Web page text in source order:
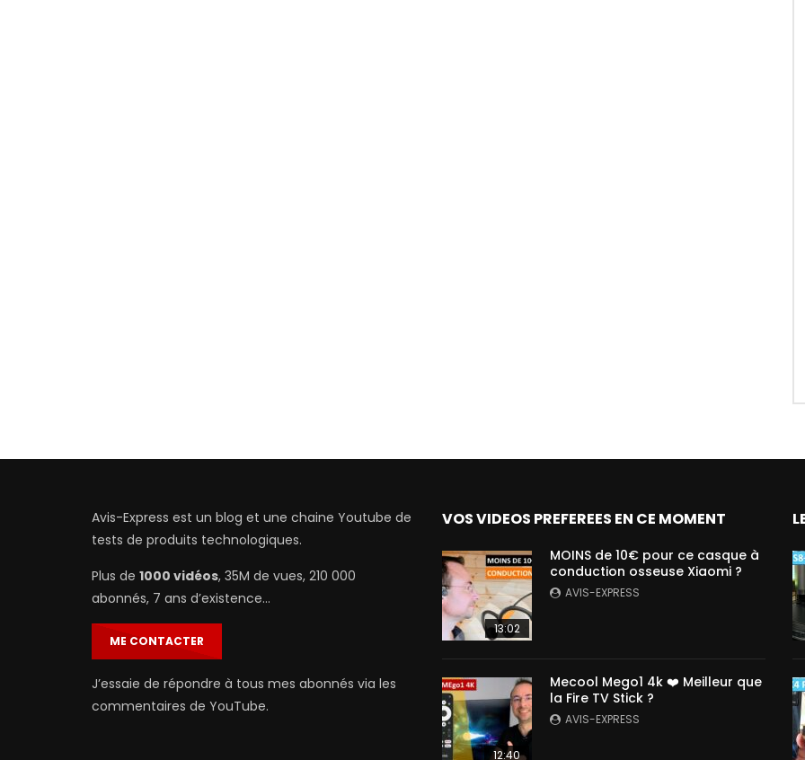
Avis-Express est un blog et une chaine Youtube de
tests de produits technologiques.
Plus de 1000 vidéos, 35M de vues, 210 000
abonnés, 7 ans d’existence…
ME CONTACTER
J’essaie de répondre à tous mes abonnés via les
commentaires de YouTube.
VOS VIDEOS PREFEREES EN CE MOMENT
13:02
MOINS de 10€ pour ce casque à
conduction osseuse Xiaomi ?
AVIS-EXPRESS
12:40
Mecool Mego1 4k ❤️ Meilleur que
la Fire TV Stick ?
AVIS-EXPRESS